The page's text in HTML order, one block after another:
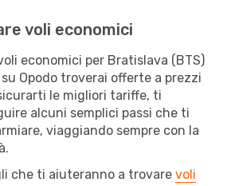
voli economici
economici per Bratislava (BTS)
Opodo troverai offerte a prezzi
le migliori tariffe, ti
alcuni semplici passi che ti
viaggiando sempre con la
che ti aiuteranno a trovare voli